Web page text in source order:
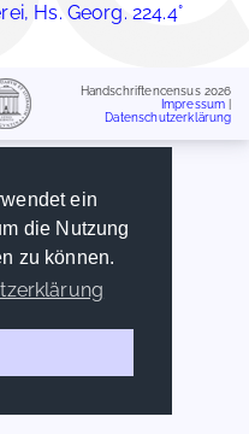
ein
die Nutzung
zu können.
Hs. Georg. 224.4°
Handschriftencensus 2026
Impressum
Datenschutzerklärung